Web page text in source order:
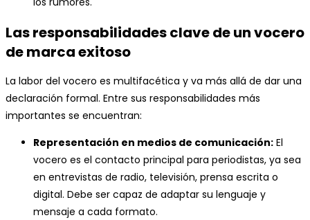
Las responsabilidades clave de un vocero
de marca exitoso
La labor del vocero es multifacética y va más allá de dar una
declaración formal. Entre sus responsabilidades más
importantes se encuentran:
Representación en medios de comunicación: El
vocero es el contacto principal para periodistas, ya sea
en entrevistas de radio, televisión, prensa escrita o
digital. Debe ser capaz de adaptar su lenguaje y
mensaje a cada formato.